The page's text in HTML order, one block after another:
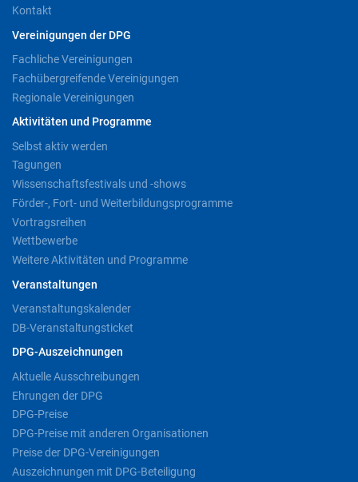
Kontakt
Vereinigungen der DPG
Fachliche Vereinigungen
Fachübergreifende Vereinigungen
Regionale Vereinigungen
Aktivitäten und Programme
Selbst aktiv werden
Tagungen
Wissenschaftsfestivals und -shows
Förder-, Fort- und Weiterbildungsprogramme
Vortragsreihen
Wettbewerbe
Weitere Aktivitäten und Programme
Veranstaltungen
Veranstaltungskalender
DB-Veranstaltungsticket
DPG-Auszeichnungen
Aktuelle Ausschreibungen
Ehrungen der DPG
DPG-Preise
DPG-Preise mit anderen Organisationen
Preise der DPG-Vereinigungen
Auszeichnungen mit DPG-Beteiligung